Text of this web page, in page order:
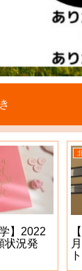
】2022
状況発